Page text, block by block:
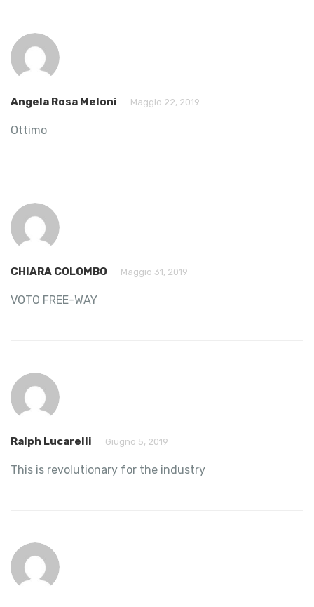
Angela Rosa Meloni Maggio 22, 2019
Ottimo
CHIARA COLOMBO Maggio 31, 2019
VOTO FREE-WAY
Ralph Lucarelli Giugno 5, 2019
This is revolutionary for the industry